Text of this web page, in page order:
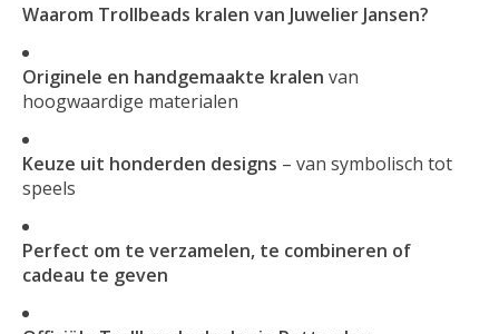
Waarom Trollbeads kralen van Juwelier Jansen?
Originele en handgemaakte kralen van
hoogwaardige materialen
Keuze uit honderden designs – van symbolisch tot
speels
Perfect om te verzamelen, te combineren of
cadeau te geven